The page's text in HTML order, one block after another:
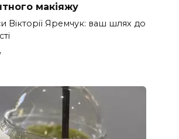
макіяжу
Вікторії Яремчук: ваш шлях до